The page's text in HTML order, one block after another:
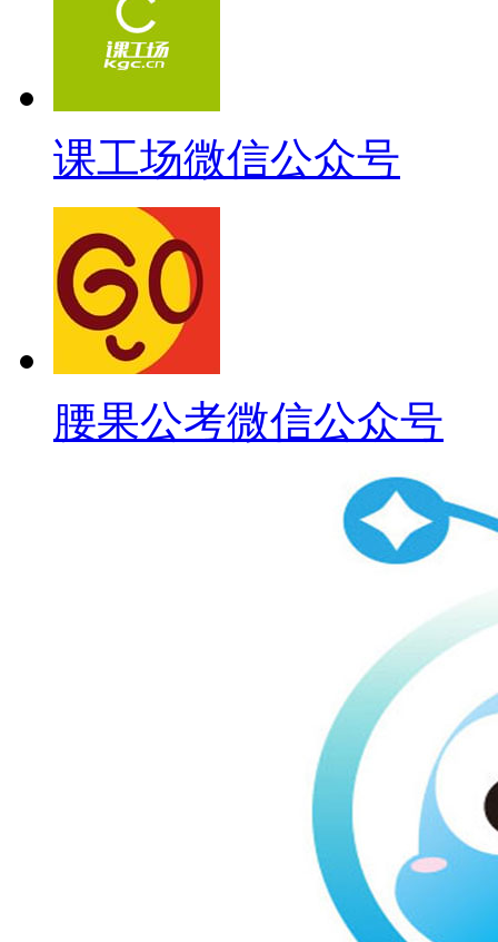
课工场微信公众号
腰果公考微信公众号